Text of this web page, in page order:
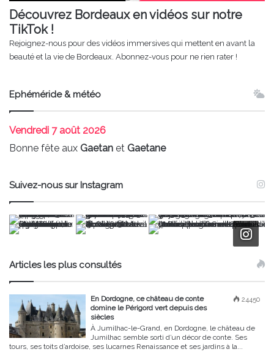
Découvrez Bordeaux en vidéos sur notre
TikTok !
Rejoignez-nous pour des vidéos immersives qui mettent en avant la
beauté et la vie de Bordeaux. Abonnez-vous pour ne rien rater !
Ephéméride & météo
Vendredi 7 août 2026
Bonne fête aux Gaetan et Gaetane
Suivez-nous sur Instagram
Articles les plus consultés
24450
En Dordogne, ce château de conte
domine le Périgord vert depuis des
siècles
À Jumilhac-le-Grand, en Dordogne, le château de
Jumilhac semble sorti d’un décor de conte. Ses
tours, ses toits d’ardoise, ses lucarnes Renaissance et ses jardins à la...